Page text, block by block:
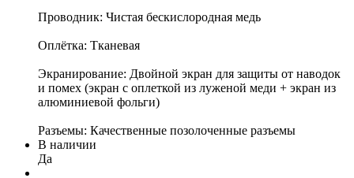
Проводник: Чистая бескислородная медь
Оплётка: Тканевая
Экранирование: Двойной экран для защиты от наводок
и помех (экран с оплеткой из луженой меди + экран из
алюминиевой фольги)
Разъемы: Качественные позолоченные разъемы
В наличии
Да